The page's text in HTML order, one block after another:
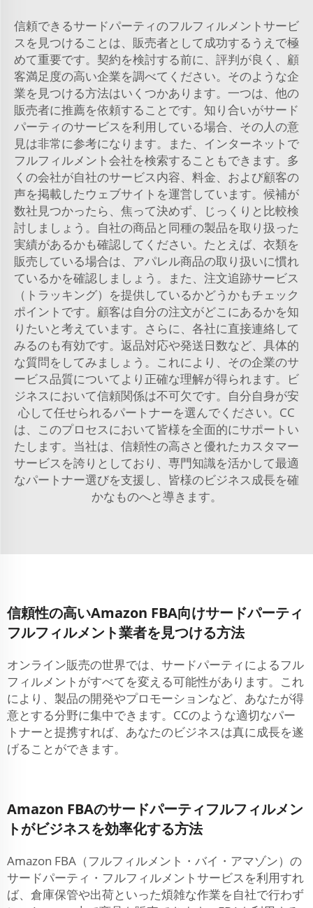
信頼できるサードパーティのフルフィルメントサービ
スを見つけることは、販売者として成功するうえで極
めて重要です。契約を検討する前に、評判が良く、顧
客満足度の高い企業を調べてください。そのような企
業を見つける方法はいくつかあります。一つは、他の
販売者に推薦を依頼することです。知り合いがサード
パーティのサービスを利用している場合、その人の意
見は非常に参考になります。また、インターネットで
フルフィルメント会社を検索することもできます。多
くの会社が自社のサービス内容、料金、および顧客の
声を掲載したウェブサイトを運営しています。候補が
数社見つかったら、焦って決めず、じっくりと比較検
討しましょう。自社の商品と同種の製品を取り扱った
実績があるかも確認してください。たとえば、衣類を
販売している場合は、アパレル商品の取り扱いに慣れ
ているかを確認しましょう。また、注文追跡サービス
（トラッキング）を提供しているかどうかもチェック
ポイントです。顧客は自分の注文がどこにあるかを知
りたいと考えています。さらに、各社に直接連絡して
みるのも有効です。返品対応や発送日数など、具体的
な質問をしてみましょう。これにより、その企業のサ
ービス品質についてより正確な理解が得られます。ビ
ジネスにおいて信頼関係は不可欠です。自分自身が安
心して任せられるパートナーを選んでください。CC
は、このプロセスにおいて皆様を全面的にサポートい
たします。当社は、信頼性の高さと優れたカスタマー
サービスを誇りとしており、専門知識を活かして最適
なパートナー選びを支援し、皆様のビジネス成長を確
かなものへと導きます。
信頼性の高いAmazon FBA向けサードパーティ
フルフィルメント業者を見つける方法
オンライン販売の世界では、サードパーティによるフル
フィルメントがすべてを変える可能性があります。これ
により、製品の開発やプロモーションなど、あなたが得
意とする分野に集中できます。CCのような適切なパー
トナーと提携すれば、あなたのビジネスは真に成長を遂
げることができます。
Amazon FBAのサードパーティフルフィルメン
トがビジネスを効率化する方法
Amazon FBA（フルフィルメント・バイ・アマゾン）の
サードパーティ・フルフィルメントサービスを利用すれ
ば、倉庫保管や出荷といった煩雑な作業を自社で行わず